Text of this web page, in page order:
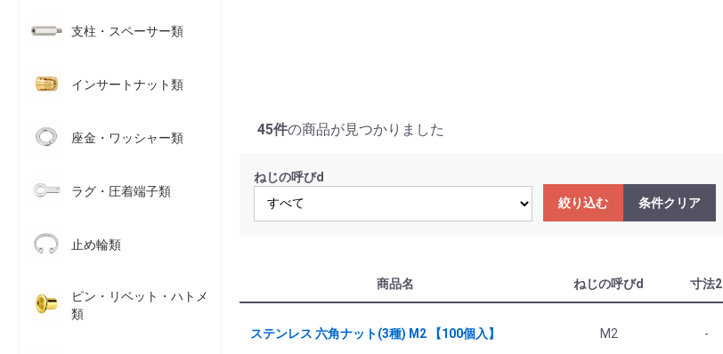
支柱・スペーサー類
インサートナット類
座金・ワッシャー類
ラグ・圧着端子類
止め輪類
ピン・リベット・ハトメ
類
45件の商品が見つかりました
ねじの呼びd
絞り込む
条件クリア
商品名 ねじの呼びd 寸法2
ステンレス 六角ナット(3種) M2 【100個入】 M2 -